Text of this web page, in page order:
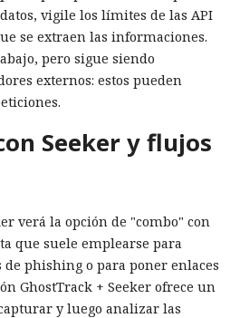
vigile los límites de las API
se extraen las informaciones.
pero sigue siendo
externos: estos pueden
Seeker y flujos
verá la opción de "combo" con
que suele emplearse para
de phishing o para poner enlaces
GhostTrack + Seeker ofrece un
y luego analizar las